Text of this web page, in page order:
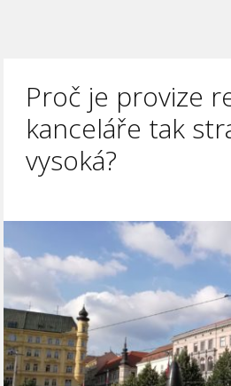
Proč je provize
kanceláře tak
vysoká?